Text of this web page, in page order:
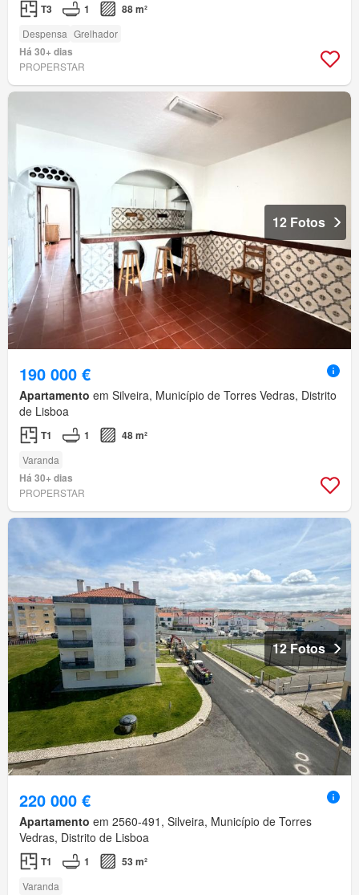
T3 1 88 m²
Despensa Grelhador
Há 30+ dias
PROPERSTAR
12 Fotos
190 000 €
Apartamento em Silveira, Município de Torres Vedras, Distrito
de Lisboa
T1 1 48 m²
Varanda
Há 30+ dias
PROPERSTAR
12 Fotos
220 000 €
Apartamento em 2560-491, Silveira, Município de Torres
Vedras, Distrito de Lisboa
T1 1 53 m²
Varanda